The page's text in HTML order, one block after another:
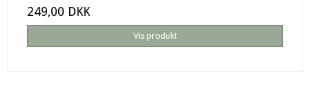
249,00 DKK
Vis produkt